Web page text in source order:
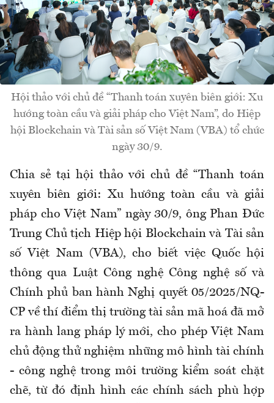
Hội thảo với chủ đề “Thanh toán xuyên biên giới: Xu
hướng toàn cầu và giải pháp cho Việt Nam”, do Hiệp
hội Blockchain và Tài sản số Việt Nam (VBA) tổ chức
ngày 30/9.
Chia sẻ tại hội thảo với chủ đề “Thanh toán
xuyên biên giới: Xu hướng toàn cầu và giải
pháp cho Việt Nam” ngày 30/9, ông Phan Đức
Trung Chủ tịch Hiệp hội Blockchain và Tài sản
số Việt Nam (VBA), cho biết việc Quốc hội
thông qua Luật Công nghệ Công nghệ số và
Chính phủ ban hành Nghị quyết 05/2025/NQ-
CP về thí điểm thị trường tài sản mã hoá đã mở
ra hành lang pháp lý mới, cho phép Việt Nam
chủ động thử nghiệm những mô hình tài chính
- công nghệ trong môi trường kiểm soát chặt
chẽ, từ đó định hình các chính sách phù hợp